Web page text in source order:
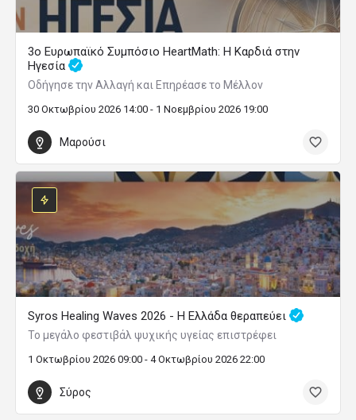
3ο Ευρωπαϊκό Συμπόσιο HeartMath: Η Καρδιά στην
Ηγεσία
Οδήγησε την Αλλαγή και Επηρέασε το Μέλλον
30 Οκτωβρίου 2026 14:00 - 1 Νοεμβρίου 2026 19:00
Μαρούσι
Syros Healing Waves 2026 - Η Ελλάδα θεραπεύει
Το μεγάλο φεστιβάλ ψυχικής υγείας επιστρέφει
1 Οκτωβρίου 2026 09:00 - 4 Οκτωβρίου 2026 22:00
Σύρος